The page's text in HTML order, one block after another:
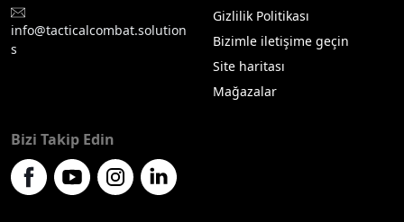
info@tacticalcombat.solution
s
Gizlilik Politikası
Bizimle iletişime geçin
Site haritası
Mağazalar
Bizi Takip Edin